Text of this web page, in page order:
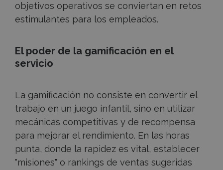
objetivos operativos se conviertan en retos
estimulantes para los empleados.
El poder de la gamificación en el
servicio
La gamificación no consiste en convertir el
trabajo en un juego infantil, sino en utilizar
mecánicas competitivas y de recompensa
para mejorar el rendimiento. En las horas
punta, donde la rapidez es vital, establecer
"misiones" o rankings de ventas sugeridas